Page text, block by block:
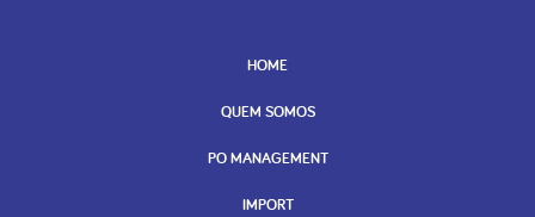
HOME
QUEM SOMOS
PO MANAGEMENT
IMPORT